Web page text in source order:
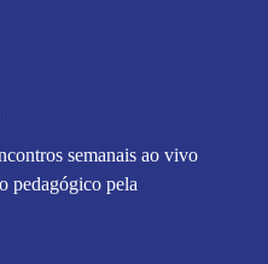
semanais ao vivo
pedagógico pela